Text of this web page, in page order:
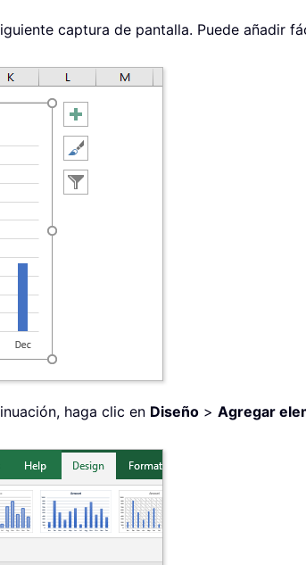
captura de pantalla. Puede añadir
haga clic en Diseño > Agregar